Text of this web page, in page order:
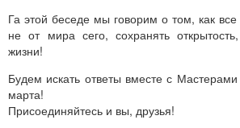
Га этой беседе мы говорим о том, как
не от мира сего, сохранять
жизни!
Будем искать ответы вместе с
марта!
Присоединяйтесь и вы, друзья!